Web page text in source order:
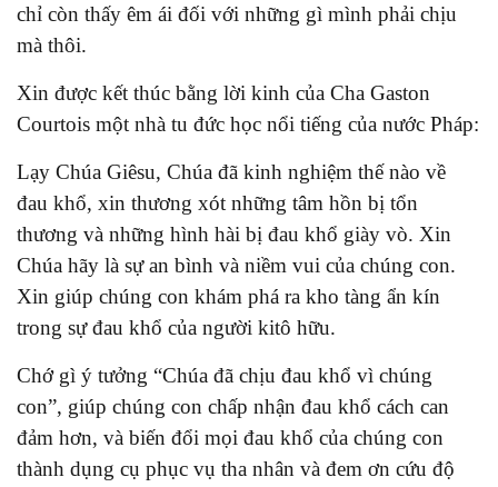
chỉ còn thấy êm ái đối với những gì mình phải chịu
mà thôi.
Xin được kết thúc bằng lời kinh của Cha Gaston
Courtois một nhà tu đức học nổi tiếng của nước Pháp:
Lạy Chúa Giêsu, Chúa đã kinh nghiệm thế nào về
đau khổ, xin thương xót những tâm hồn bị tổn
thương và những hình hài bị đau khổ giày vò. Xin
Chúa hãy là sự an bình và niềm vui của chúng con.
Xin giúp chúng con khám phá ra kho tàng ẩn kín
trong sự đau khổ của người kitô hữu.
Chớ gì ý tưởng “Chúa đã chịu đau khổ vì chúng
con”, giúp chúng con chấp nhận đau khổ cách can
đảm hơn, và biến đổi mọi đau khổ của chúng con
thành dụng cụ phục vụ tha nhân và đem ơn cứu độ